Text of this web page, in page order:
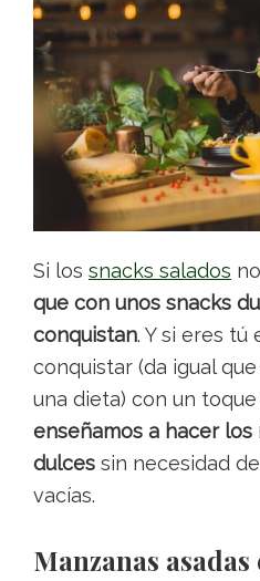
Si los snacks salados
que con unos snacks
conquistan. Y si eres tú
conquistar (da igual
una dieta) con un
enseñamos a hacer
dulces sin necesidad
vacías.
Manzanas asadas